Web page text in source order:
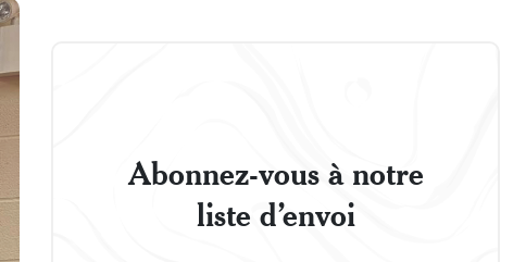
Abonnez-vous à notre
liste d’envoi